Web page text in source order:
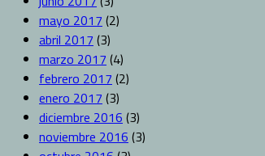
mayo 2017 (2)
abril 2017 (3)
marzo 2017 (4)
febrero 2017 (2)
enero 2017 (3)
diciembre 2016 (3)
noviembre 2016 (3)